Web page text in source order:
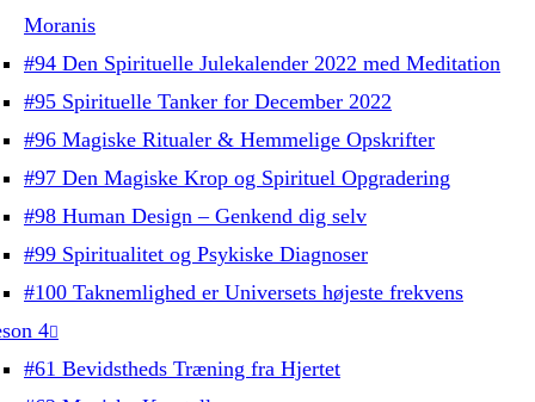
Moranis
#94 Den Spirituelle Julekalender 2022 med Meditation
#95 Spirituelle Tanker for December 2022
#96 Magiske Ritualer & Hemmelige Opskrifter
#97 Den Magiske Krop og Spirituel Opgradering
#98 Human Design – Genkend dig selv
#99 Spiritualitet og Psykiske Diagnoser
#100 Taknemlighed er Universets højeste frekvens
4
#61 Bevidstheds Træning fra Hjertet